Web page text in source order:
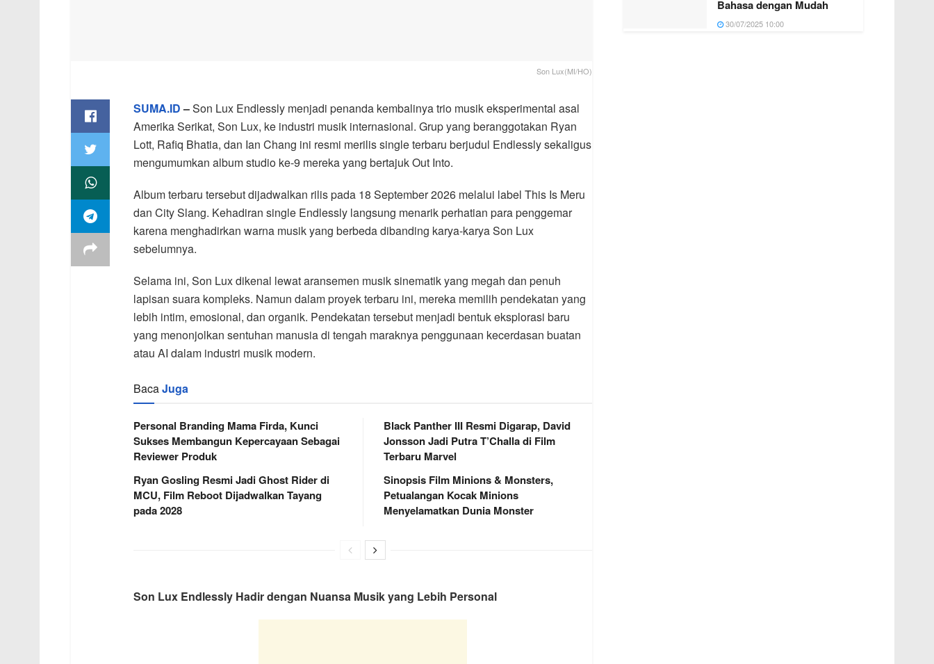
Son Lux(MI/HO)
SUMA.ID–Son Lux Endlessly menjadi penanda kembalinya trio musik eksperimental asal
Amerika Serikat, Son Lux, ke industri musik internasional. Grup yang beranggotakan Ryan
Lott, Rafiq Bhatia, dan Ian Chang ini resmi merilis single terbaru berjudul Endlessly sekaligus
mengumumkan album studio ke-9 mereka yang bertajuk Out Into.
Album terbaru tersebut dijadwalkan rilis pada 18 September 2026 melalui label This Is Meru
dan City Slang. Kehadiran single Endlessly langsung menarik perhatian para penggemar
karena menghadirkan warna musik yang berbeda dibanding karya-karya Son Lux
sebelumnya.
Selama ini, Son Lux dikenal lewat aransemen musik sinematik yang megah dan penuh
lapisan suara kompleks. Namun dalam proyek terbaru ini, mereka memilih pendekatan yang
lebih intim, emosional, dan organik. Pendekatan tersebut menjadi bentuk eksplorasi baru
yang menonjolkan sentuhan manusia di tengah maraknya penggunaan kecerdasan buatan
atau AI dalam industri musik modern.
BacaJuga
Personal Branding Mama Firda, Kunci
Sukses Membangun Kepercayaan Sebagai
Reviewer Produk
Ryan Gosling Resmi Jadi Ghost Rider di
MCU, Film Reboot Dijadwalkan Tayang
pada 2028
Black Panther III Resmi Digarap, David
Jonsson Jadi Putra T’Challa di Film
Terbaru Marvel
Sinopsis Film Minions & Monsters,
Petualangan Kocak Minions
Menyelamatkan Dunia Monster
Son Lux Endlessly Hadir dengan Nuansa Musik yang Lebih Personal
Bahasa dengan Mudah
30/07/2025 10:00